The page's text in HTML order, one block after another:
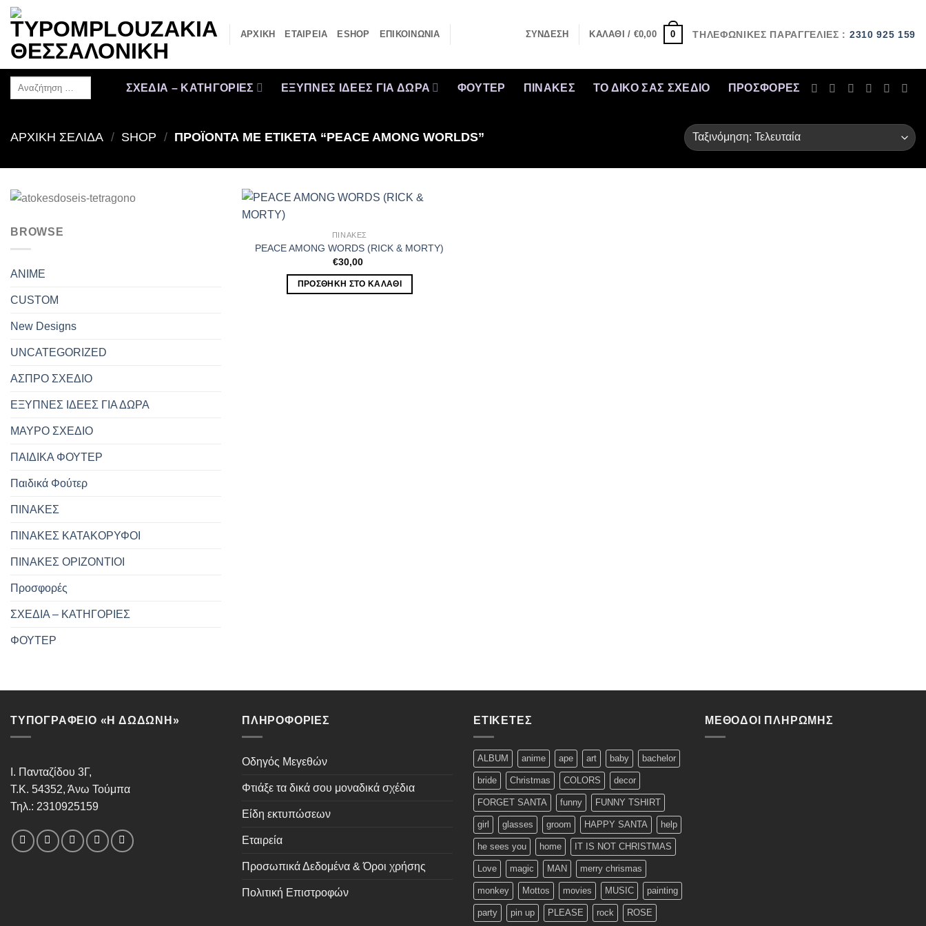
Μετάβαση
στο
περιεχόμενο
ΑΡΧΙΚΗ ΕΤΑΙΡΕΙΑ ESHOP ΕΠΙΚΟΙΝΩΝΙΑ ΣΎΝΔΕΣΗ ΚΑΛΆΘΙ / €0,00 0 ΤΗΛΕΦΩΝΙΚΕΣ ΠΑΡΑΓΓΕΛΙΕΣ : 2310 925 159
Αναζήτηση
ΣΧΕΔΙΑ – ΚΑΤΗΓΟΡΙΕΣ ΕΞΥΠΝΕΣ ΙΔΕΕΣ ΓΙΑ ΔΩΡΑ ΦΟΥΤΕΡ ΠΙΝΑΚΕΣ ΤΟ ΔΙΚΟ ΣΑΣ ΣΧΕΔΙΟ ΠΡΟΣΦΟΡΈΣ
ΑΡΧΙΚΉ ΣΕΛΊΔΑ / SHOP / ΠΡΟΪΌΝΤΑ ΜΕ ΕΤΙΚΈΤΑ “PEACE AMONG WORLDS”
BROWSE
ANIME
CUSTOM
New Designs
UNCATEGORIZED
ΑΣΠΡΟ ΣΧΕΔΙΟ
ΕΞΥΠΝΕΣ ΙΔΕΕΣ ΓΙΑ ΔΩΡΑ
ΜΑΥΡΟ ΣΧΕΔΙΟ
ΠΑΙΔΙΚΑ ΦΟΥΤΕΡ
Παιδικά Φούτερ
ΠΙΝΑΚΕΣ
ΠΙΝΑΚΕΣ ΚΑΤΑΚΟΡΥΦΟΙ
ΠΙΝΑΚΕΣ ΟΡΙΖΟΝΤΙΟΙ
Προσφορές
ΣΧΕΔΙΑ – ΚΑΤΗΓΟΡΙΕΣ
ΦΟΥΤΕΡ
ΠΙΝΑΚΕΣ
PEACE AMONG WORDS (RICK & MORTY)
€30,00
ΠΡΟΣΘΉΚΗ ΣΤΟ ΚΑΛΆΘΙ
ΤΥΠΟΓΡΑΦΕΙΟ «Η ΔΩΔΩΝΗ»
Ι. Πανταζίδου 3Γ,
Τ.Κ. 54352, Άνω Τούμπα
Τηλ.: 2310925159
ΠΛΗΡΟΦΟΡΊΕΣ
Οδηγός Μεγεθών
Φτιάξε τα δικά σου μοναδικά σχέδια
Είδη εκτυπώσεων
Εταιρεία
Προσωπικά Δεδομένα & Όροι χρήσης
Πολιτική Επιστροφών
ΕΤΙΚΈΤΕΣ
ALBUM anime ape art baby bachelor
bride Christmas COLORS decor
FORGET SANTA funny FUNNY TSHIRT
girl glasses groom HAPPY SANTA help
he sees you home IT IS NOT CHRISTMAS
Love magic MAN merry chrismas
monkey Mottos movies MUSIC painting
party pin up PLEASE rock ROSE
ΜΈΘΟΔΟΙ ΠΛΗΡΩΜΉΣ